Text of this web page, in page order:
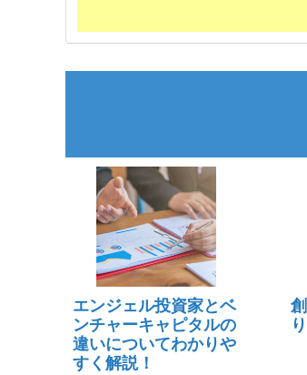
エンジェル投資家とベ
ンチャーキャピタルの
違いについてわかりや
すく解説！